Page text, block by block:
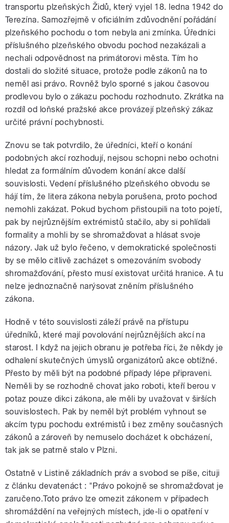
transportu plzeňských Židů, který vyjel 18. ledna 1942 do
Terezína. Samozřejmě v oficiálním zdůvodnění pořádání
plzeňského pochodu o tom nebyla ani zmínka. Úředníci
příslušného plzeňského obvodu pochod nezakázali a
nechali odpovědnost na primátorovi města. Tím ho
dostali do složité situace, protože podle zákonů na to
neměl asi právo. Rovněž bylo sporné s jakou časovou
prodlevou bylo o zákazu pochodu rozhodnuto. Zkrátka na
rozdíl od loňské pražské akce provázejí plzeňský zákaz
určité právní pochybnosti.
Znovu se tak potvrdilo, že úředníci, kteří o konání
podobných akcí rozhodují, nejsou schopni nebo ochotni
hledat za formálním důvodem konání akce další
souvislosti. Vedení příslušného plzeňského obvodu se
hájí tím, že litera zákona nebyla porušena, proto pochod
nemohli zakázat. Pokud bychom přistoupili na toto pojetí,
pak by nejrůznějším extrémistů stačilo, aby si pohlídali
formality a mohli by se shromažďovat a hlásat svoje
názory. Jak už bylo řečeno, v demokratické společnosti
by se mělo citlivě zacházet s omezováním svobody
shromažďování, přesto musí existovat určitá hranice. A tu
nelze jednoznačně narýsovat zněním příslušného
zákona.
Hodně v této souvislosti záleží právě na přístupu
úředníků, které mají povolování nejrůznějších akcí na
starost. I když na jejich obranu je potřeba říci, že někdy je
odhalení skutečných úmyslů organizátorů akce obtížné.
Přesto by měli být na podobné případy lépe připraveni.
Neměli by se rozhodně chovat jako roboti, kteří berou v
potaz pouze dikci zákona, ale měli by uvažovat v širších
souvislostech. Pak by neměl být problém vyhnout se
akcím typu pochodu extrémistů i bez změny současných
zákonů a zároveň by nemuselo docházet k obcházení,
tak jak se patrně stalo v Plzni.
Ostatně v Listině základních práv a svobod se píše, cituji
z článku devatenáct : "Právo pokojně se shromažďovat je
zaručeno.Toto právo lze omezit zákonem v případech
shromáždění na veřejných místech, jde-li o opatření v